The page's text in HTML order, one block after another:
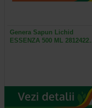
Genera Sapun Lichid
ESSENZA 500 ML